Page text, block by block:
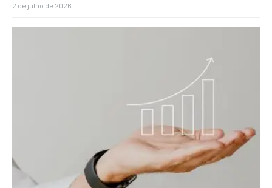
2 de julho de 2026